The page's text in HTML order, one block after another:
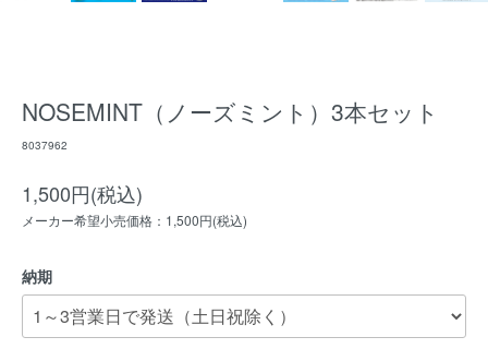
NOSEMINT（ノーズミント）3本セット
8037962
1,500円(税込)
メーカー希望小売価格：1,500円(税込)
納期